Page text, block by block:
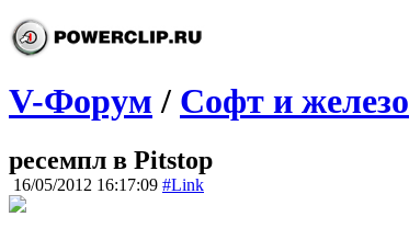
V-Форум / Софт и железо
ресемпл в Pitstop
16/05/2012 16:17:09 #Link